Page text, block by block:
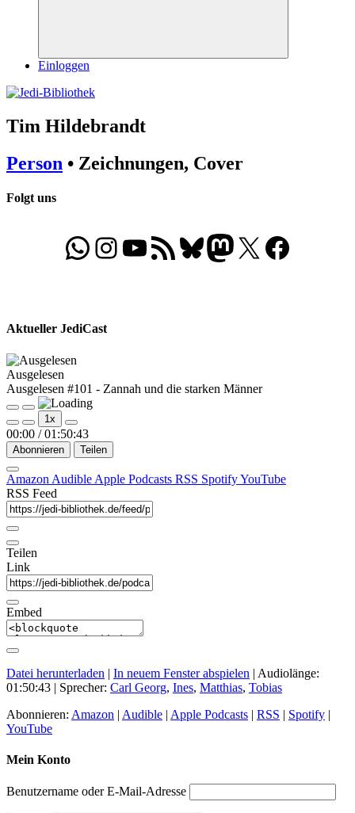
Suchen
Einloggen
Tim Hildebrandt
Person • Zeichnungen, Cover
Folgt uns
WhatsApp
Folgt uns auf Instagram
Besucht unseren YouTube-Kanal
RSS-FeedBluesky
Folgt uns auf Mastodon
X Folgt uns auf
Aktueller JediCast
Ausgelesen
Ausgelesen #101 - Zannah und die starken Männer
Play
Episode
Pause
Episode
1x
00:00 / 01:50:43
Abonnieren Teilen
Amazon Audible Apple Podcasts RSS SpotifyYouTube
RSS Feed
Teilen
Link
Embed
Datei herunterladen | In neuem Fenster abspielen | Audiolänge:
01:50:43 | Sprecher: Carl Georg, Ines, Matthias, Tobias
Abonnieren: Amazon | Audible | Apple Podcasts | RSS | Spotify |
YouTube
Mein Konto
Benutzername oder E-Mail-Adresse